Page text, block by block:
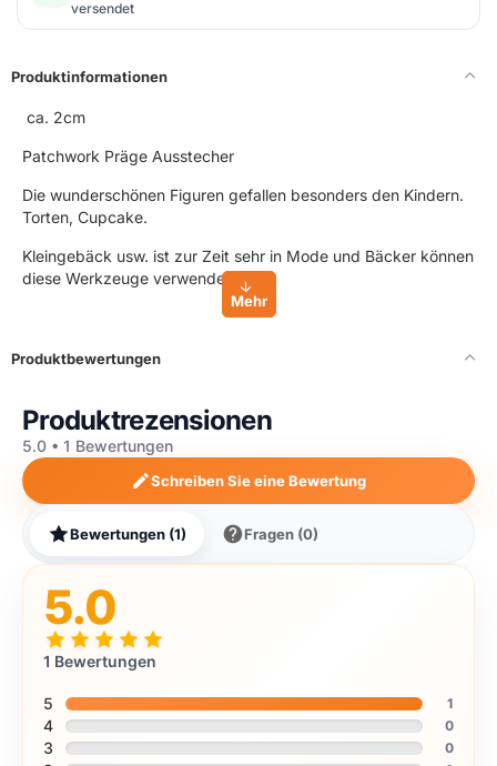
versendet
Produktinformationen
ca. 2cm
Patchwork Präge Ausstecher
Die wunderschönen Figuren gefallen besonders den Kindern.
Torten, Cupcake.
Kleingebäck usw. ist zur Zeit sehr in Mode und Bäcker können
diese Werkzeuge verwenden,
Produktbewertungen
Produktrezensionen
5.0 • 1 Bewertungen
Schreiben Sie eine Bewertung
Bewertungen (1) Fragen (0)
5.0
1 Bewertungen
5 1
4 0
3 0